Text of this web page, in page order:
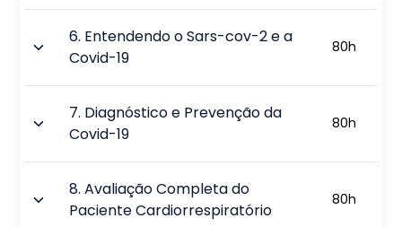
6. Entendendo o Sars-cov-2 e a
Covid-19
80h
7. Diagnóstico e Prevenção da
Covid-19
80h
8.Avaliação Completa do
Paciente Cardiorrespiratório
80h